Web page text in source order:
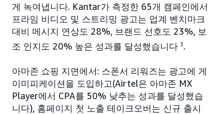
게 녹여냅니다. Kantar가 측정한 65개 캠페인에서
프라임 비디오 및 스트리밍 광고는 업계 벤치마크
대비 메시지 연상도 28%, 브랜드 선호도 23%, 보
조 인지도 20% 높은 성과를 달성했습니다 3.
아마존 쇼핑 지면에서: 스폰서 리워즈는 광고에 게
이미피케이션을 도입하고(Airtel은 아마존 MX
Player에서 CPA를 50% 낮추는 성과를 달성했습
니다), 홈페이지 첫 노출 테이크오버는 신규 출시